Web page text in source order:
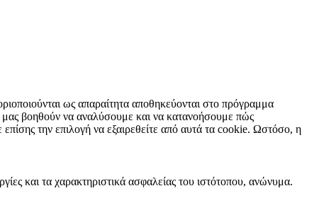
ως απαραίτητα αποθηκεύονται στο πρόγραμμα
μας βοηθούν να αναλύσουμε και να κατανοήσουμε πώς
την επιλογή να εξαιρεθείτε από αυτά τα cookie. Ωστόσο, η
και τα χαρακτηριστικά ασφαλείας του ιστότοπου, ανώνυμα.